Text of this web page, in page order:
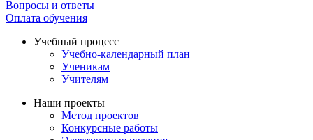
Вопросы и ответы
Оплата обучения
Учебный процесс
Учебно-календарный план
Ученикам
Учителям
Наши проекты
Метод проектов
Конкурсные работы